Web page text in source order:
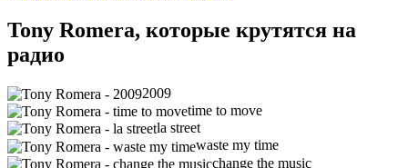
Tony Romera, которые крутятся на
радио
2009
time to move
la street
waste my time
change the music